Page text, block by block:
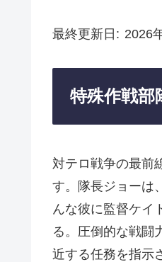
最終更新日 2026
特殊作戦部
対テロ戦争の最前
す。隊長ジョーは
んな彼に監督ケイ
る。圧倒的な戦闘
近する任務を指示